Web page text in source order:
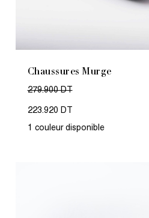
Chaussures Murge
279.900 DT
223.920 DT
1 couleur disponible